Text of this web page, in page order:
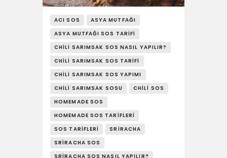
YAŞAM
SOSY’LE!
ACI SOS
ASYA MUTFAĞI
ASYA MUTFAĞI SOS TARIFI
CHILI SARIMSAK SOS NASIL YAPILIR?
CHILI SARIMSAK SOS TARIFI
CHILI SARIMSAK SOS YAPIMI
CHILI SARIMSAK SOSU
CHILI SOS
HOMEMADE SOS
HOMEMADE SOS TARIFLERI
SOS TARIFLERI
SRIRACHA
SRIRACHA SOS
SRIRACHA SOS NASIL YAPILIR?